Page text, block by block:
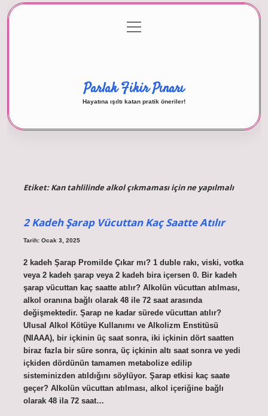
Gizlilik Politikası
menüyü
aç
Parlak Fikir Pınarı
Hayatına ışıltı katan pratik öneriler!
Etiket:Kan tahlilinde alkol çıkmaması için ne yapılmalı
2 Kadeh Şarap Vücuttan Kaç Saatte Atılır
Tarih: Ocak 3, 2025
2 kadeh Şarap Promilde Çıkar mı? 1 duble rakı, viski, votka
veya 2 kadeh şarap veya 2 kadeh bira içersen 0. Bir kadeh
şarap vücuttan kaç saatte atılır? Alkolün vücuttan atılması,
alkol oranına bağlı olarak 48 ile 72 saat arasında
değişmektedir. Şarap ne kadar sürede vücuttan atılır?
Ulusal Alkol Kötüye Kullanımı ve Alkolizm Enstitüsü
(NIAAA), bir içkinin üç saat sonra, iki içkinin dört saatten
biraz fazla bir süre sonra, üç içkinin altı saat sonra ve yedi
içkiden dördünün tamamen metabolize edilip
sisteminizden atıldığını söylüyor. Şarap etkisi kaç saate
geçer? Alkolün vücuttan atılması, alkol içeriğine bağlı
olarak 48 ila 72 saat…